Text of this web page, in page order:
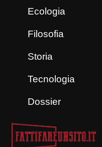
Ecologia
Filosofia
Storia
Tecnologia
Dossier